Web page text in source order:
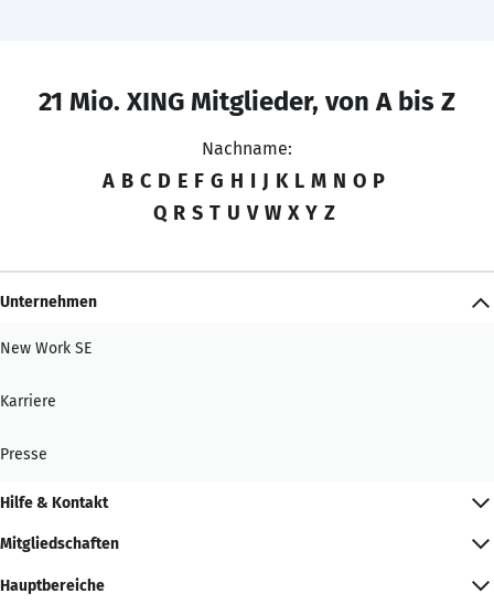
21 Mio. XING Mitglieder, von A bis Z
Nachname:
A B C D E F G H I J K L M N O P
Q R S T U V W X Y Z
Unternehmen
New Work SE
Karriere
Presse
Hilfe & Kontakt
Mitgliedschaften
Hauptbereiche